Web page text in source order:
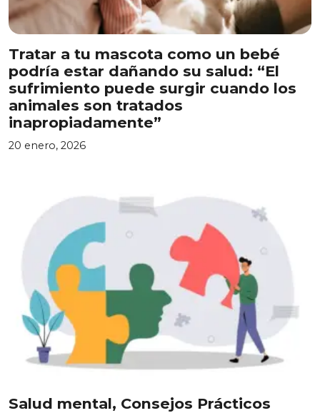
Tratar a tu mascota como un bebé
podría estar dañando su salud: “El
sufrimiento puede surgir cuando los
animales son tratados
inapropiadamente”
20 enero, 2026
Salud mental, Consejos Prácticos